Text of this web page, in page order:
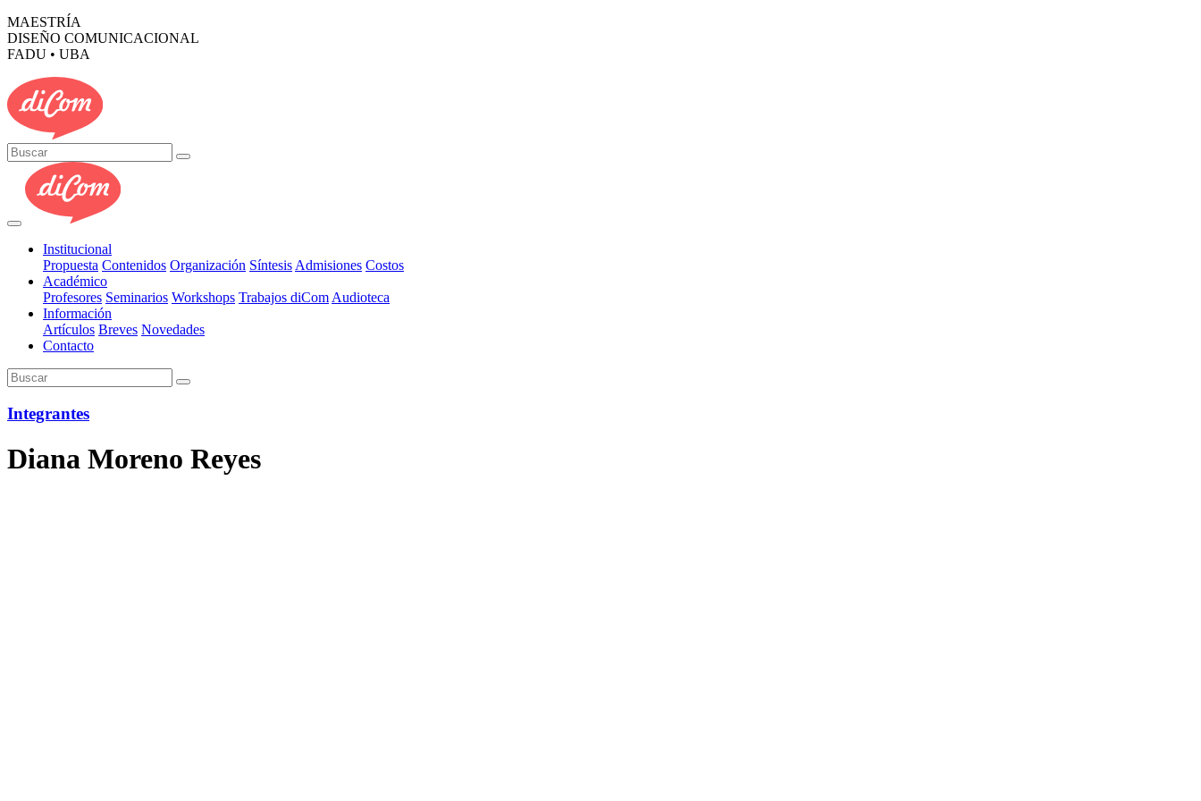
MAESTRÍA
DISEÑO COMUNICACIONAL
FADU • UBA
Institucional
Propuesta Contenidos Organización Síntesis Admisiones Costos
Académico
Profesores Seminarios Workshops Trabajos diCom Audioteca
Información
Artículos Breves Novedades
Contacto
Integrantes
Diana Moreno Reyes